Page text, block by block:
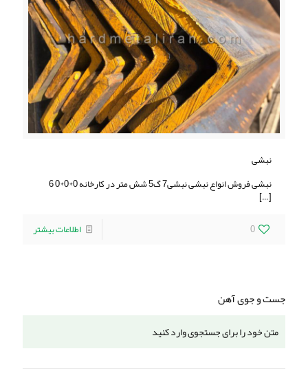
نبشی
نبشی فروش انواع نبشی نبشی7 گ5 شش متر در کارخانه 0*0*0 6
[…]
0
اطلاعات بیشتر
جست و جوی آهن